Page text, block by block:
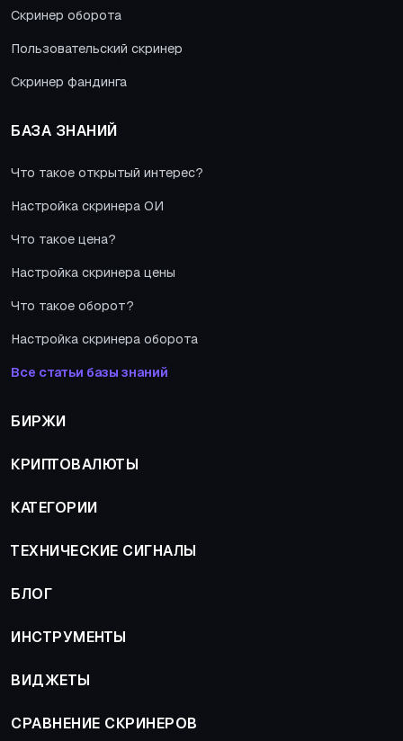
Скринер оборота
Пользовательский скринер
Скринер фандинга
БАЗА ЗНАНИЙ
Что такое открытый интерес?
Настройка скринера ОИ
Что такое цена?
Настройка скринера цены
Что такое оборот?
Настройка скринера оборота
Все статьи базы знаний
БИРЖИ
КРИПТОВАЛЮТЫ
КАТЕГОРИИ
ТЕХНИЧЕСКИЕ СИГНАЛЫ
БЛОГ
ИНСТРУМЕНТЫ
ВИДЖЕТЫ
СРАВНЕНИЕ СКРИНЕРОВ